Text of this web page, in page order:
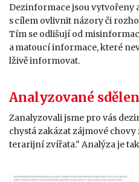
Dezinformace jsou vytvořeny
s cílem ovlivnit názory či
Tím se odlišují od
a matoucí informace, které
lživě informovat.
Analyzované
Zanalyzovali jsme pro vás
chystá zakázat zájmové
terarijní zvířata." Analýza je